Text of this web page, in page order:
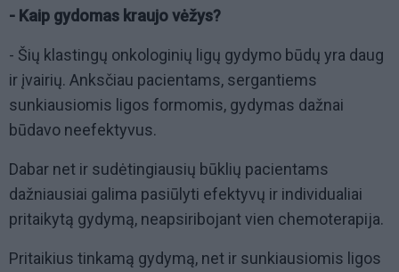
- Kaip gydomas kraujo vėžys?
- Šių klastingų onkologinių ligų gydymo būdų yra daug
ir įvairių. Anksčiau pacientams, sergantiems
sunkiausiomis ligos formomis, gydymas dažnai
būdavo neefektyvus.
Dabar net ir sudėtingiausių būklių pacientams
dažniausiai galima pasiūlyti efektyvų ir individualiai
pritaikytą gydymą, neapsiribojant vien chemoterapija.
Pritaikius tinkamą gydymą, net ir sunkiausiomis ligos